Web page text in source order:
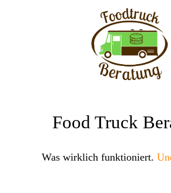
Food Truck
Was wirklich funktioniert.